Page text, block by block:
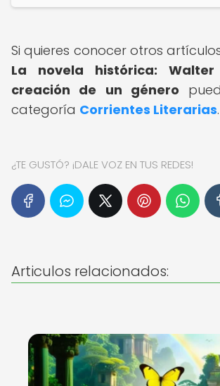
Si quieres conocer otros
La novela histórica:
creación de un género
categoría Corrientes Literarias.
¿TE GUSTÓ? ¡DALE VOZ EN TUS REDES!
Articulos relacionados: